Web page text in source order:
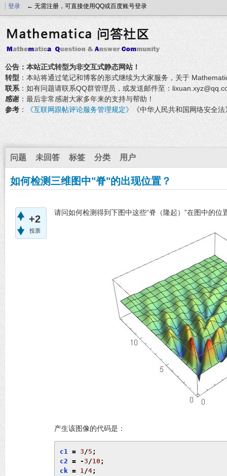
登录 ← 无需注册，可直接使用QQ或百度账号登录
公告：本站正式转型为非交互式静态网站！
转型 ：本站将通过笔记和博客的形式继续为大家服务，关于
联系 ：如有问题请联系QQ群管理员，或发送邮件至：
感谢 ：最后非常感谢大家多年来的支持与帮助！
参考 ： 《互联网跟帖评论服务管理规定》 《中华人民共和国网络安全
问题 未回答 标签 分类 用户
如何检测三维图中"脊"的出现位置？
+2
投票
请问如何检测得到下图中这些“脊（隆起）”在图中的位
产生该图像的代码是：
c1 = 3/5 ;
c2 = -3/10 ;
ck = 1/4;